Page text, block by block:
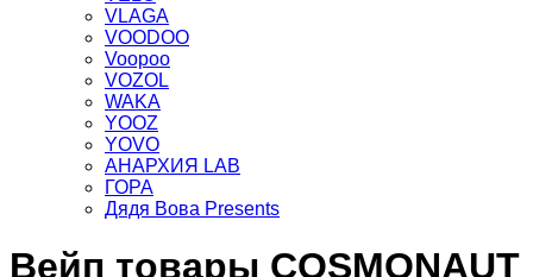
VLAGA
VOODOO
Voopoo
VOZOL
WAKA
YOOZ
YOVO
АНАРХИЯ LAB
ГОРА
Дядя Вова Presents
Вейп товары COSMONAUT